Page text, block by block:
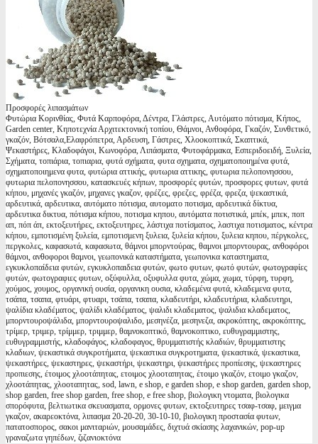
Προσφορές λιπασμάτων
Φυτώρια Κορινθίας, Φυτά Καρποφόρα, Δέντρα, Γλάστρες, Αυτόματο πότισμα, Κήπος,
Garden center, Κηποτεχνία Αρχιτεκτονική τοπίου, Θάμνοι, Ανθοφόρα, Γκαζόν, Συνθετικό,
γκαζόν, Βότσαλα,Ελαφρόπετρα, Αρδευση, Γάστρες, Χλοοκοπτικά, Σκαπτικά,
Ψεκαστήρες, Κλαδοφάγοι, Κωνοφόρα, Λιπάσματα, Φυτοφάρμακα, Εσπεριδοειδή, Ξυλεία,
Σχήματα, τοπιάρια, τοπιαρια, φυτά σχήματα, φυτα σχηματα, σχηματοποιημένα φυτά,
σχηματοποιημενα φυτα, φυτώρια αττικής, φυτωρια αττικης, φυτωρια πελοπονησσου,
φυτωρια πελοπονησσου, κατασκευές κήπων, προσφορές φυτών, προσφορες φυτων, φυτά
κήπου, μηχανές γκαζόν, μηχανες γκαζον, φρέζες, φρεζες, φρέζα, φρεζα, ψεκαστικά,
αρδευτικά, αρδευτικα, αυτόματο πότισμα, αυτοματο ποτισμα, αρδευτικά δίκτυα,
αρδευτικα δικτυα, πότισμα κήπου, ποτισμα κηπου, αυτόματα ποτιστικά, μπέκ, μπεκ, ποπ
απ, πόπ άπ, εκτοξευτήρες, εκτοξευτηρες, λάστιχα ποτίσματος, λαστιχα ποτισματος, κέντρα
κήπου, εμποτισμένη ξυλεία, εμποτισμενη ξυλεια, ξυλεία κήπου, ξυλεια κηπου, πέργκολες,
περγκολες, καφασωτά, καφασωτα, θάμνοι μπορντούρας, θαμνοι μπορντουρας, ανθοφόροι
θάμνοι, ανθοφοροι θαμνοι, γεωπονικά καταστήματα, γεωπονικα καταστηματα,
εγκυκλοπαίδεια φυτών, εγκυκλοπαιδεια φυτών, φωτο φυτων, φωτό φυτών, φωτογραφίες
φυτών, φωτογραφιες φυτων, οξύφυλλα, οξυφυλλα φυτα, χώμα, χωμα, τύρφη, τυρφη,
χούμος, χουμος, οργανική ουσία, οργανικη ουσια, κλαδεμένα φυτά, κλαδεμενα φυτα,
τσάπα, τσαπα, φτυάρι, φτυαρι, τσάπα, τσαπα, κλαδευτήρι, κλαδευτήρια, κλαδευτηρι,
ψαλίδια κλαδέματος, ψαλίδι κλαδέματος, ψαλιδι κλαδεματος, ψαλιδια κλαδεματος,
μπορντουροψάλιδα, μπορντουροψαλιδο, μεσηνέζα, μεσηνεζα, ακροκόπτης, ακροκόπτης,
τρίμερ, τριμερ, τρίμμερ, τριμμερ, θαμνοκοπτικό, θαμνοκοπτικο, ευθυγραμμιστης,
ευθυγραμμιστής, κλαδοφάγος, κλαδοφαγος, θρυμματιστής κλαδιών, θρυμματιστης
κλαδιων, ψεκαστικά συγκροτήματα, ψεκαστικα συγκροτηματα, ψεκαστικά, ψεκαστικα,
ψεκαστήρες, ψεκαστηρες, ψεκαστήρι, ψεκαστηρι, ψεκαστήρες προπίεσης, ψεκαστηρες
προπιεσης, έτοιμος χλοοτάπητας, ετοιμος χλοοταπητας, έτοιμο γκαζόν, ετοιμο γκαζον,
χλοοτάπητας, χλοοταπητας, sod, lawn, e shop, e garden shop, e shop garden, garden shop,
shop garden, free shop garden, free shop, e free shop, βιολογικη ντοματα, βιολογικα
σπορόφυτα, βελτιωτικα σκευασματα, ορμονες φυτων, εκτοξευτηρες τσαφ-τσαφ, μειγμα
γκαζον, ακαρεοκτόνα, λιπασμα 20-20-20, 30-10-10, βιολογικη προστασία φυτων,
πατατοσπορος, σακοι μανιταριών, μουσαμάδες, διχτυά σκίασης λαχανικών, pop-up
γραναζωτα γηπέδων, ζιζανιοκτόνα